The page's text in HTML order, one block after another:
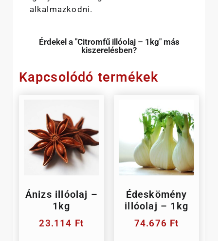
alkalmazkodni.
Érdekel a "Citromfű illóolaj – 1kg" más
kiszerelésben?
Kapcsolódó termékek
Ánizs illóolaj –
1kg
23.114 Ft
Édeskömény
illóolaj – 1kg
74.676 Ft